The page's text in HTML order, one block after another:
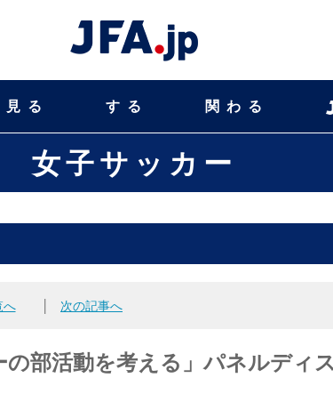
見る する 関わる
女子サッカー
へ 次の記事へ
の部活動を考える」パネルディ